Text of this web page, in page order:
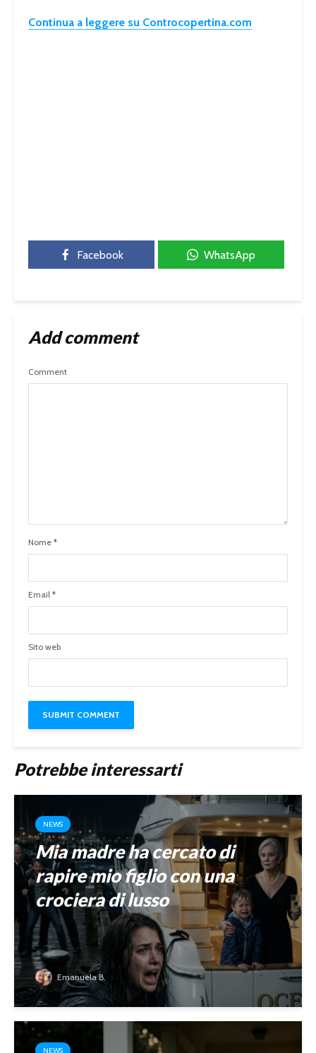
Continua a leggere su Controcopertina.com
Facebook WhatsApp
Add comment
Comment
Nome *
Email *
Sito web
Potrebbe interessarti
NEWS
Mia madre ha cercato di
rapire mio figlio con una
crociera di lusso
Emanuela B.
NEWS